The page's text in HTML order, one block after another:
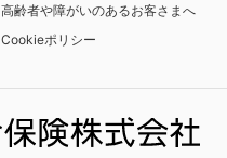
高齢者や障がいのあるお客さまへ
Cookieポリシー